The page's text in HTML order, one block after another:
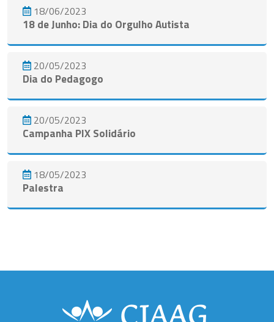
18/06/2023
18 de Junho: Dia do Orgulho Autista
20/05/2023
Dia do Pedagogo
20/05/2023
Campanha PIX Solidário
18/05/2023
Palestra